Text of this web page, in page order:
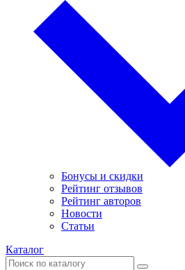
Бонусы и скидки
Рейтинг отзывов
Рейтинг авторов
Новости
Статьи
Каталог